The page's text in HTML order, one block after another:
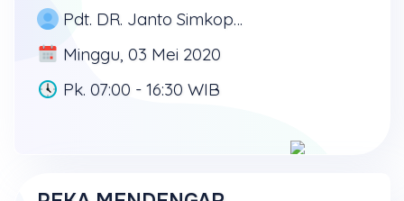
Pdt. DR. Janto Simkoputera, MD, PhD
Minggu, 03 Mei 2020
Pk. 07:00 - 16:30 WIB